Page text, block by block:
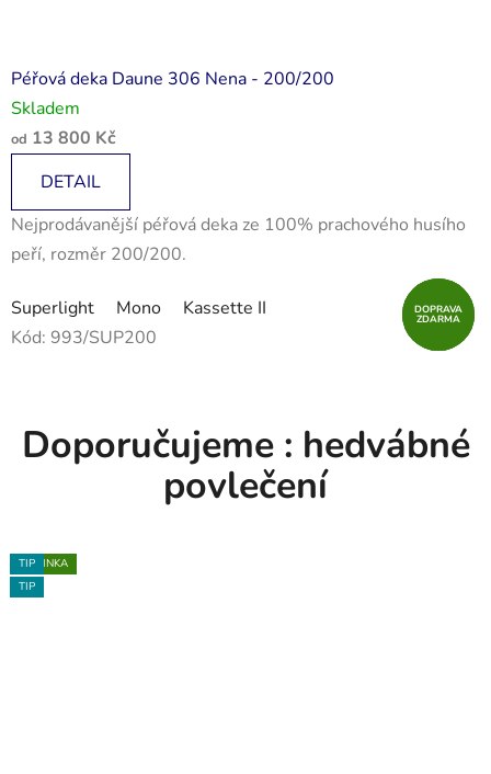
DOPRAVA
ZDARMA
DOPRAVA
ZDARMA
DOPRAVA
ZDARMA
Péřová deka Daune 306 Nena - 200/200
Skladem
od 13 800 Kč
DETAIL
Nejprodávanější péřová deka ze 100% prachového husího
peří, rozměr 200/200.
Superlight Mono
Kassette II
Kód: 993/SUP200
Doporučujeme : hedvábné
povlečení
NOVINKA
TIP
TIP
NOVINKA
TIP